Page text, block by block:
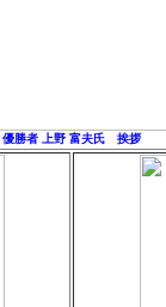
優勝者 上野 富夫氏 挨拶